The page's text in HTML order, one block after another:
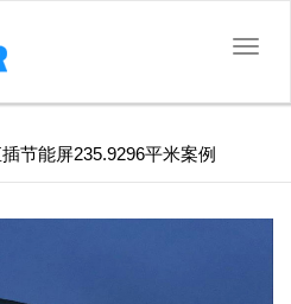
切
导
节能屏235.9296平米案例